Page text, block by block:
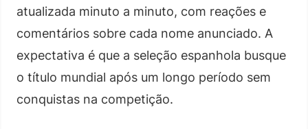
atualizada minuto a minuto, com reações e
comentários sobre cada nome anunciado. A
expectativa é que a seleção espanhola busque
o título mundial após um longo período sem
conquistas na competição.